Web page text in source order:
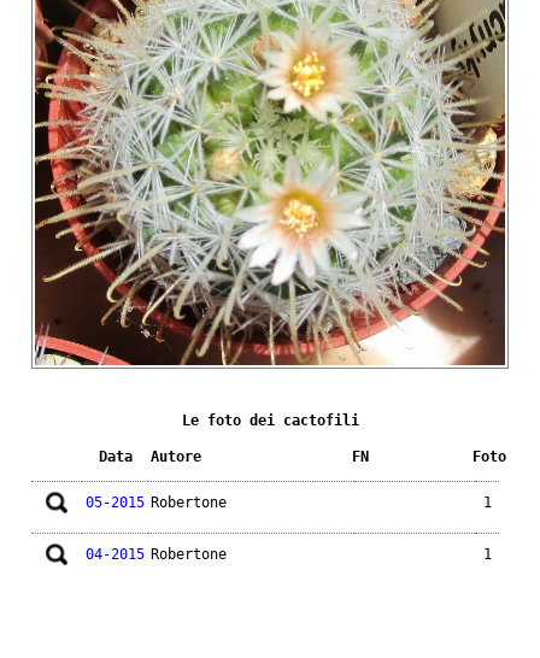
Le foto dei cactofili
Data Autore FN Foto
05-2015 Robertone 1
04-2015 Robertone 1